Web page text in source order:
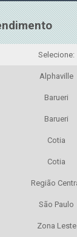
Selecione:
Alphaville
Barueri
Barueri
Cotia
Cotia
Região
São Paulo
Zona Leste